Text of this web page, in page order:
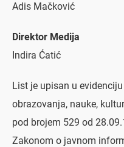
Adis Mačković
Direktor Medija
Indira Ćatić
List je upisan u
obrazovanja, nauke,
pod brojem 529 od
Zakonom o javnom